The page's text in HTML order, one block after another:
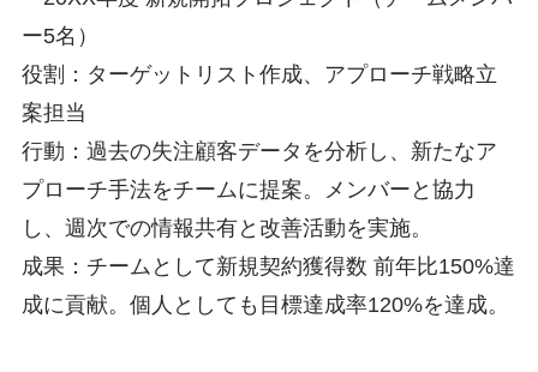
ー5名）
役割：ターゲットリスト作成、アプローチ戦略立
案担当
行動：過去の失注顧客データを分析し、新たなア
プローチ手法をチームに提案。メンバーと協力
し、週次での情報共有と改善活動を実施。
成果：チームとして新規契約獲得数 前年比150%達
成に貢献。個人としても目標達成率120%を達成。